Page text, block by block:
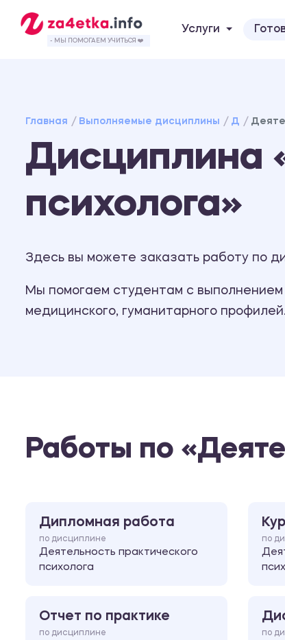
- МЫ ПОМОГАЕМ УЧИТЬСЯ ❤️
Услуги
Главная Выполняемые дисциплины Д
Дисциплина
психолога»
Здесь вы можете заказать работу по
Мы помогаем студентам с выполнением
медицинского, гуманитарного
Работы по
Дипломная работа
по дисциплине
Деятельность практического
психолога
по
Отчет по практике
по дисциплине по